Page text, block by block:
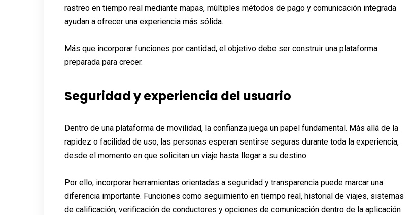
rastreo en tiempo real mediante mapas, múltiples métodos de pago y comunicación integrada
ayudan a ofrecer una experiencia más sólida.
Más que incorporar funciones por cantidad, el objetivo debe ser construir una plataforma
preparada para crecer.
Seguridad y experiencia del usuario
Dentro de una plataforma de movilidad, la confianza juega un papel fundamental. Más allá de la
rapidez o facilidad de uso, las personas esperan sentirse seguras durante toda la experiencia,
desde el momento en que solicitan un viaje hasta llegar a su destino.
Por ello, incorporar herramientas orientadas a seguridad y transparencia puede marcar una
diferencia importante. Funciones como seguimiento en tiempo real, historial de viajes, sistemas
de calificación, verificación de conductores y opciones de comunicación dentro de la aplicación